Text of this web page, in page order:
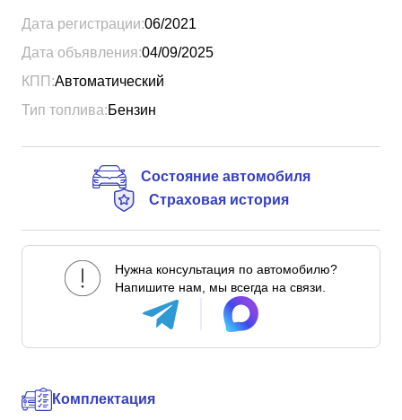
Дата регистрации:06/2021
Дата объявления:04/09/2025
КПП:Автоматический
Тип топлива:Бензин
Состояние автомобиля
Страховая история
Нужна консультация по автомобилю?
Напишите нам, мы всегда на связи.
Комплектация